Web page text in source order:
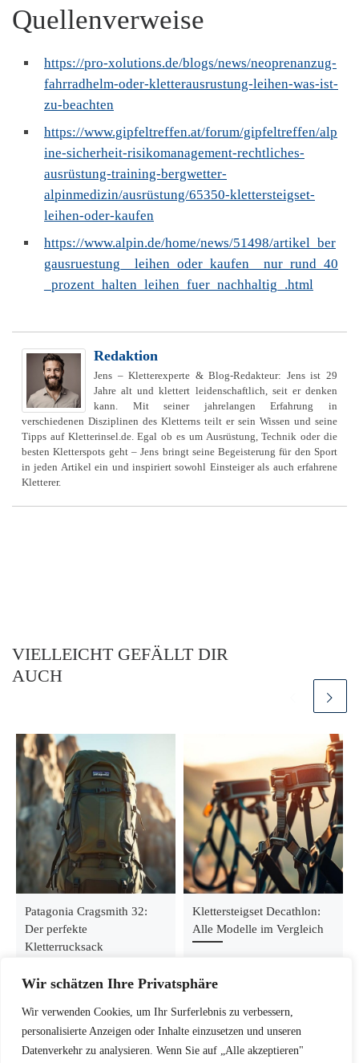
Wir schätzen Ihre Privatsphäre
Wir verwenden Cookies, um Ihr Surferlebnis zu verbessern,
personalisierte Anzeigen oder Inhalte einzusetzen und unseren
Datenverkehr zu analysieren. Wenn Sie auf „Alle akzeptieren"
Quellenverweise
https://pro-xolutions.de/blogs/news/neoprenanzug-
fahrradhelm-oder-kletterausrustung-leihen-was-ist-
zu-beachten
https://www.gipfeltreffen.at/forum/gipfeltreffen/alp
ine-sicherheit-risikomanagement-rechtliches-
ausrüstung-training-bergwetter-
alpinmedizin/ausrüstung/65350-klettersteigset-
leihen-oder-kaufen
https://www.alpin.de/home/news/51498/artikel_ber
gausruestung__leihen_oder_kaufen__nur_rund_40
_prozent_halten_leihen_fuer_nachhaltig_.html
Redaktion
Jens – Kletterexperte & Blog-Redakteur: Jens ist 29
Jahre alt und klettert leidenschaftlich, seit er denken
kann. Mit seiner jahrelangen Erfahrung in
verschiedenen Disziplinen des Kletterns teilt er sein Wissen und seine
Tipps auf Kletterinsel.de. Egal ob es um Ausrüstung, Technik oder die
besten Kletterspots geht – Jens bringt seine Begeisterung für den Sport
in jeden Artikel ein und inspiriert sowohl Einsteiger als auch erfahrene
Kletterer.
VIELLEICHT GEFÄLLT DIR
AUCH
Patagonia Cragsmith 32:
Der perfekte
Kletterrucksack
Klettersteigset Decathlon:
Alle Modelle im Vergleich